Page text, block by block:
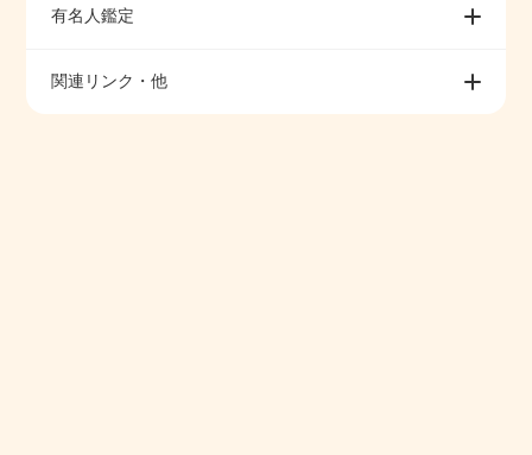
有名人鑑定
関連リンク・他